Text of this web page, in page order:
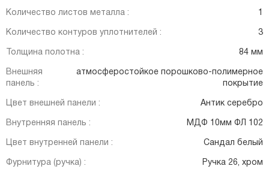
Количество листов металла : 1
Количество контуров уплотнителей : 3
Толщина полотна : 84 мм
Внешняя
панель :
атмосферостойкое порошково-полимерное
покрытие
Цвет внешней панели : Антик серебро
Внутренняя панель : МДФ 10мм ФЛ 102
Цвет внутренней панели : Сандал белый
Фурнитура (ручка) : Ручка 26, хром